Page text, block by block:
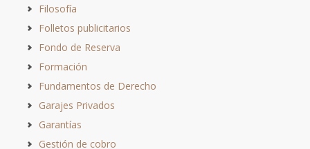
Filosofía
Folletos publicitarios
Fondo de Reserva
Formación
Fundamentos de Derecho
Garajes Privados
Garantías
Gestión de cobro